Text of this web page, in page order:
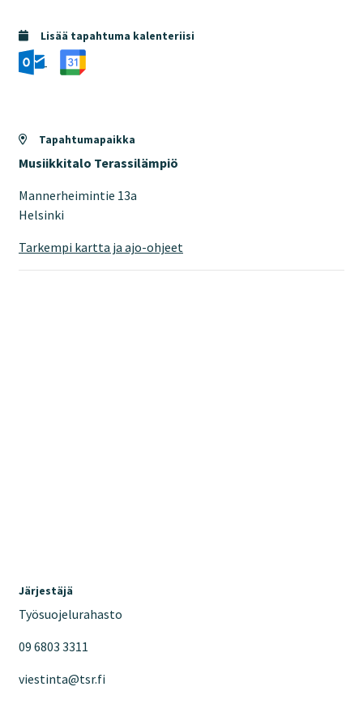
Lisää tapahtuma kalenteriisi
Tapahtumapaikka
Musiikkitalo Terassilämpiö
Mannerheimintie 13a
Helsinki
Tarkempi kartta ja ajo-ohjeet
Järjestäjä
Työsuojelurahasto
09 6803 3311
viestinta@tsr.fi